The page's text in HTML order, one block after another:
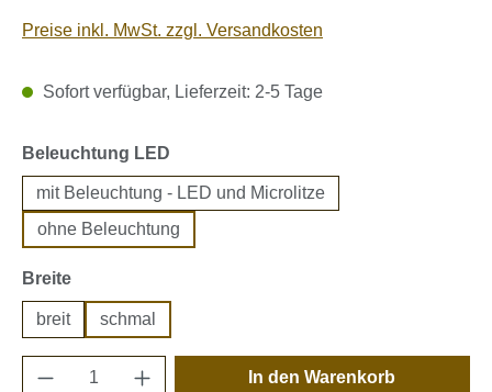
Preise inkl. MwSt. zzgl. Versandkosten
Sofort verfügbar, Lieferzeit: 2-5 Tage
Beleuchtung LED
mit Beleuchtung - LED und Microlitze
ohne Beleuchtung
Breiteauswählen
breit schmal
Produkt Anzahl: Gib den gewünschten
In den Warenkorb